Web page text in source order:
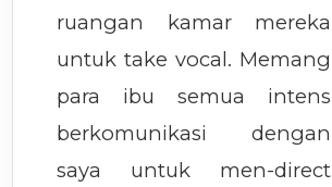
ruangan kamar mereka
untuk take vocal. Memang
para ibu semua intens
berkomunikasi dengan
saya untuk men-direct